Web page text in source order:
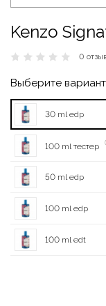
Kenzo
0
Выберите вариант
30 ml edp
100 ml тестер
50 ml edp
100 ml edp
100 ml edt